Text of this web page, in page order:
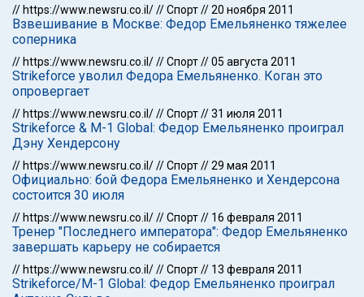
// https://www.newsru.co.il///Спорт//20 ноября 2011
Взвешивание в Москве: Федор Емельяненко тяжелее
соперника
// https://www.newsru.co.il///Спорт//05 августа 2011
Strikeforce уволил Федора Емельяненко. Коган это
опровергает
// https://www.newsru.co.il///Спорт//31 июля 2011
Strikeforce & M-1 Global: Федор Емельяненко проиграл
Дэну Хендерсону
// https://www.newsru.co.il///Спорт//29 мая 2011
Официально: бой Федора Емельяненко и Хендерсона
состоится 30 июля
// https://www.newsru.co.il///Спорт// 16 февраля 2011
Тренер "Последнего императора": Федор Емельяненко
завершать карьеру не собирается
// https://www.newsru.co.il///Спорт// 13 февраля 2011
Strikeforce/M-1 Global: Федор Емельяненко проиграл